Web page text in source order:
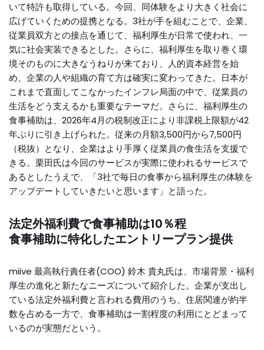
いて特許も取得している。今回、同体験をより大きく社会に
広げていくための提携となる。3社が手を組むことで、企業、
従業員双方との接点を通じて、福利厚生が日常で使われ、一
気に社会実装できるとした。さらに、福利厚生を取り巻く環
境そのものに大きなうねりが来ており、人的資本経営を始
め、企業の人や組織の育て方は確実に変わってきた。日本が
これまで直面してこなかったインフレ局面の中で、従業員の
生活をどう支えるかも重要なテーマだ。さらに、福利厚生の
食事補助は、2026年4月の税制改正により非課税上限額が42
年ぶりに引き上げられた。従来の月額3,500円から7,500円
（税抜）となり、企業はより手厚く従業員の食生活を支援で
きる。栗田氏は今回のサービスが実際に使われるサービスで
あるとしたうえで、「3社で毎日の食事から福利厚生の体験を
アップデートしていきたいと思います」と語った。
法定外福利費で食事補助は10％程
食事補助に特化したエントリープラン提供
miive 最高執行責任者(COO) 鈴木 貴丸氏は、市場背景・福利
厚生の進化と新たなニーズについて紹介した。企業が支出し
ている法定外福利費と言われる費用のうち、住居関連が約半
数を占める一方で、食事補助は一割程度の利用にとどまって
いるのが実態だという。